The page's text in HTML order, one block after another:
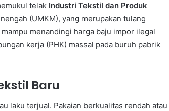
telak Industri Tekstil dan Produk
(UMKM), yang merupakan tulang
menandingi harga baju impor ilegal
kerja (PHK) massal pada buruh pabrik
Baru
laku terjual. Pakaian berkualitas rendah atau